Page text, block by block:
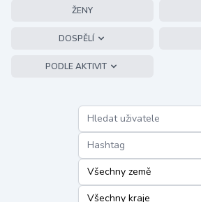
ŽENY
DOSPĚLÍ
PODLE AKTIVIT
Hashtag